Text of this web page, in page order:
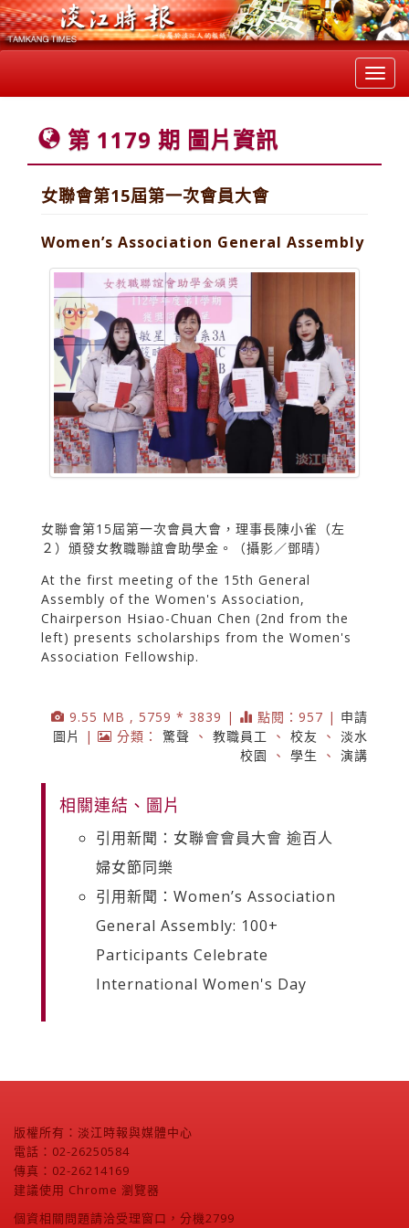
第 1179 期 圖片資訊
女聯會第15屆第一次會員大會
Women’s Association General Assembly
女聯會第15屆第一次會員大會，理事長陳小雀（左
２）頒發女教職聯誼會助學金。（攝影／鄧晴）
At the first meeting of the 15th General
Assembly of the Women's Association,
Chairperson Hsiao-Chuan Chen (2nd from the
left) presents scholarships from the Women's
Association Fellowship.
9.55 MB , 5759 * 3839 | 點閱：957 | 申請
圖片
| 分類： 驚聲 、 教職員工 、 校友 、 淡水
校園
、 學生 、 演講
相關連結、圖片
引用新聞：女聯會會員大會 逾百人
婦女節同樂
引用新聞：Women’s Association
General Assembly: 100+
Participants Celebrate
International Women's Day
版權所有：淡江時報與媒體中心
電話：02-26250584
傳真：02-26214169
建議使用 Chrome 瀏覽器
個資相關問題請洽受理窗口，分機2799